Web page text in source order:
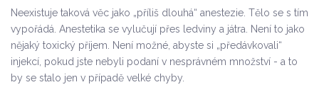
Neexistuje taková věc jako „příliš dlouhá“ anestezie. Tělo se s tím
vypořádá. Anestetika se vylučují přes ledviny a játra. Není to jako
nějaký toxický příjem. Není možné, abyste si „předávkovali“
injekcí, pokud jste nebyli podaní v nesprávném množství - a to
by se stalo jen v případě velké chyby.